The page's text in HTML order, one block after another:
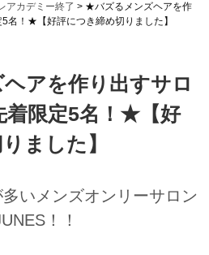
アカデミー終了 > ★バズるメンズヘアを作
名！★【好評につき締め切りました】
アを作り出すサロ
着限定5名！★【好
ました】
いメンズオンリーサロン
！！